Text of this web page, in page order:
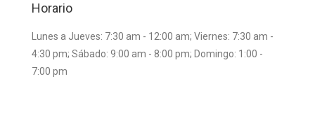
Horario
Lunes a Jueves: 7:30 am - 12:00 am; Viernes: 7:30 am -
4:30 pm; Sábado: 9:00 am - 8:00 pm; Domingo: 1:00 -
7:00 pm